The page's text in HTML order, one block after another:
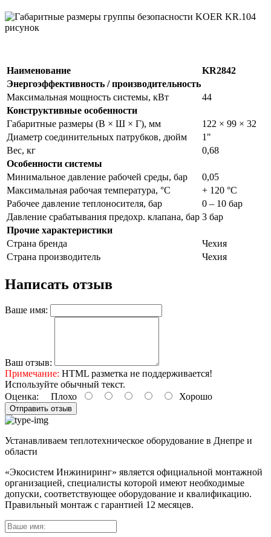
Наименование
KR2842
Энергоэффективность / производительность
Максимальная мощность системы, кВт
44
Конструктивные особенности
Габаритные размеры (В × Ш × Г), мм
122 × 99 × 32
Диаметр соединительных патрубков, дюйм
1"
Вес, кг
0,68
Особенности системы
Минимальное давление рабочей среды, бар
0,05
Максимальная рабочая температура, °С
+ 120 °C
Рабочее давление теплоносителя, бар
0 – 10 бар
Давление срабатывания предохр. клапана, бар 3 бар
Прочие характеристики
Страна бренда
Чехия
Страна производитель
Чехия
Написать отзыв
Ваше имя:
Ваш отзыв:
Примечание: HTML разметка не поддерживается!
Используйте обычный текст.
Оценка: Плохо Хорошо
Отправить отзыв
Устанавливаем теплотехническое оборудование в Днепре и
области
«Экосистем Инжиниринг» является официальной монтажной
организацией, специалисты которой имеют необходимые
допуски, соответствующее оборудование и квалификацию.
Правильный монтаж с гарантией 12 месяцев.